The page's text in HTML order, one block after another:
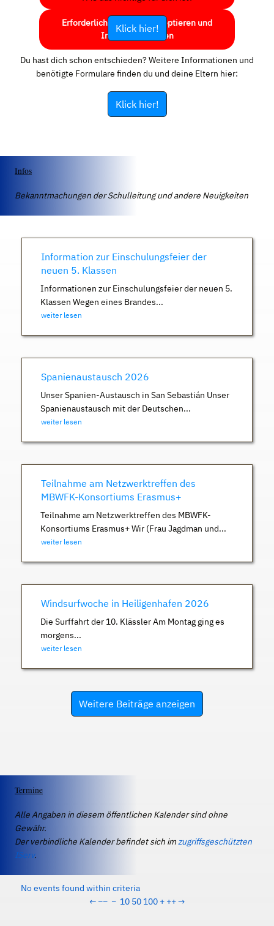
Erforderlichen Service akzeptieren und
Inhalte entsperren
Klick hier!
Du hast dich schon entschieden? Weitere Informationen und
benötigte Formulare finden du und deine Eltern hier:
Klick hier!
Infos
Bekanntmachungen der Schulleitung und andere Neuigkeiten
Information zur Einschulungsfeier der
neuen 5. Klassen
Informationen zur Einschulungsfeier der neuen 5.
Klassen Wegen eines Brandes...
weiter lesen
Spanienaustausch 2026
Unser Spanien-Austausch in San Sebastián Unser
Spanienaustausch mit der Deutschen...
weiter lesen
Teilnahme am Netzwerktreffen des
MBWFK-Konsortiums Erasmus+
Teilnahme am Netzwerktreffen des MBWFK-
Konsortiums Erasmus+ Wir (Frau Jagdman und...
weiter lesen
Windsurfwoche in Heiligenhafen 2026
Die Surffahrt der 10. Klässler Am Montag ging es
morgens...
weiter lesen
Weitere Beiträge anzeigen
Termine
Alle Angaben in diesem öffentlichen Kalender sind ohne
Gewähr.
Der verbindliche Kalender befindet sich imzugriffsgeschützten
IServ.
No events found within criteria
← −− − 10 50 100 + ++→